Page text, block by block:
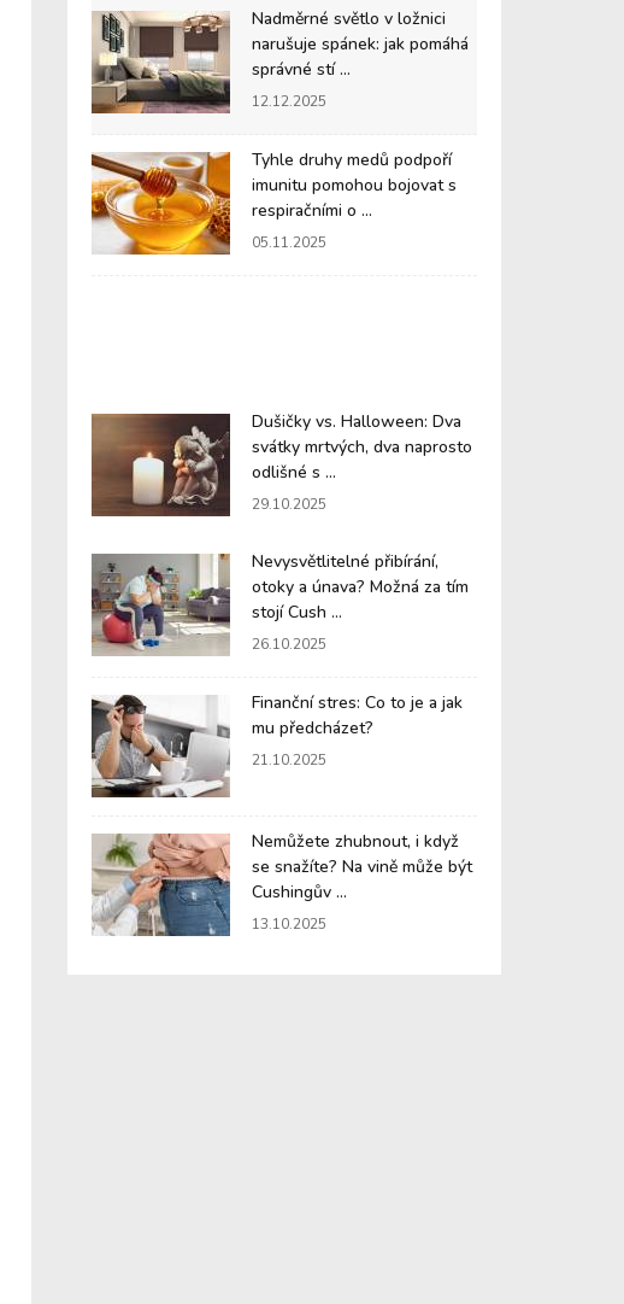
Nadměrné světlo v ložnici
narušuje spánek: jak pomáhá
správné stí ...
12.12.2025
Tyhle druhy medů podpoří
imunitu pomohou bojovat s
respiračními o ...
05.11.2025
Dušičky vs. Halloween: Dva
svátky mrtvých, dva naprosto
odlišné s ...
29.10.2025
Nevysvětlitelné přibírání,
otoky a únava? Možná za tím
stojí Cush ...
26.10.2025
Finanční stres: Co to je a jak
mu předcházet?
21.10.2025
Nemůžete zhubnout, i když
se snažíte? Na vině může být
Cushingův ...
13.10.2025